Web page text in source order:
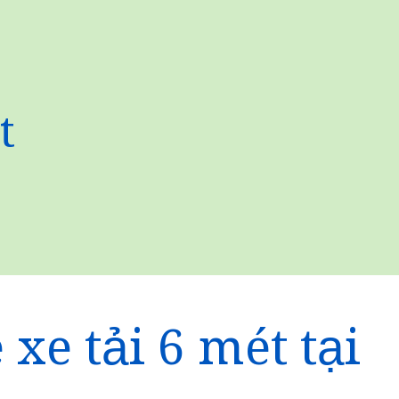
xe tải 6 mét tại